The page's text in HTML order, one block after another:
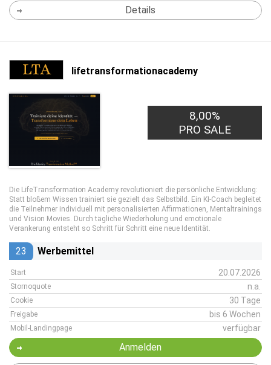
Details
lifetransformationacademy
8,00%
PRO SALE
Die LifeTransformation Academy revolutioniert die persönliche Entwicklung:
Statt bloßem Wissen trainiert sie gezielt das Selbstbild. Ein KI-Coach begleitet
die Teilnehmer individuell mit personalisierten Affirmationen, Mentaltrainings
und Vision Movies. Durch tägliche Wiederholung und emotionale
Verankerung entsteht so Schritt für Schritt eine neue Identität.
23 Werbemittel
Start 20.07.2026
Stornoquote n.a.
Cookie 30 Tage
Freigabe bis 6 Wochen
Mobil-Landingpage verfügbar
Anmelden